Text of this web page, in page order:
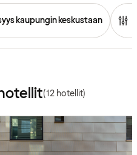
kaupungin keskustaan
(12 hotellit)